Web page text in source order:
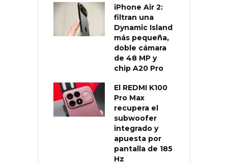
iPhone Air 2:
filtran una
Dynamic Island
más pequeña,
doble cámara
de 48 MP y
chip A20 Pro
El REDMI K100
Pro Max
recupera el
subwoofer
integrado y
apuesta por
pantalla de 185
Hz